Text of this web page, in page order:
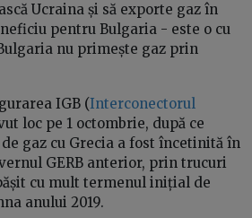
Ucraina și să exporte gaz în
pentru Bulgaria - este o cu
nu primește gaz prin
IGB (Interconectorul
loc pe 1 octombrie, după ce
gaz cu Grecia a fost încetinită în
GERB anterior, prin trucuri
cu mult termenul inițial de
anului 2019.